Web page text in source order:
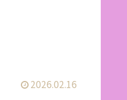
2026.02.16